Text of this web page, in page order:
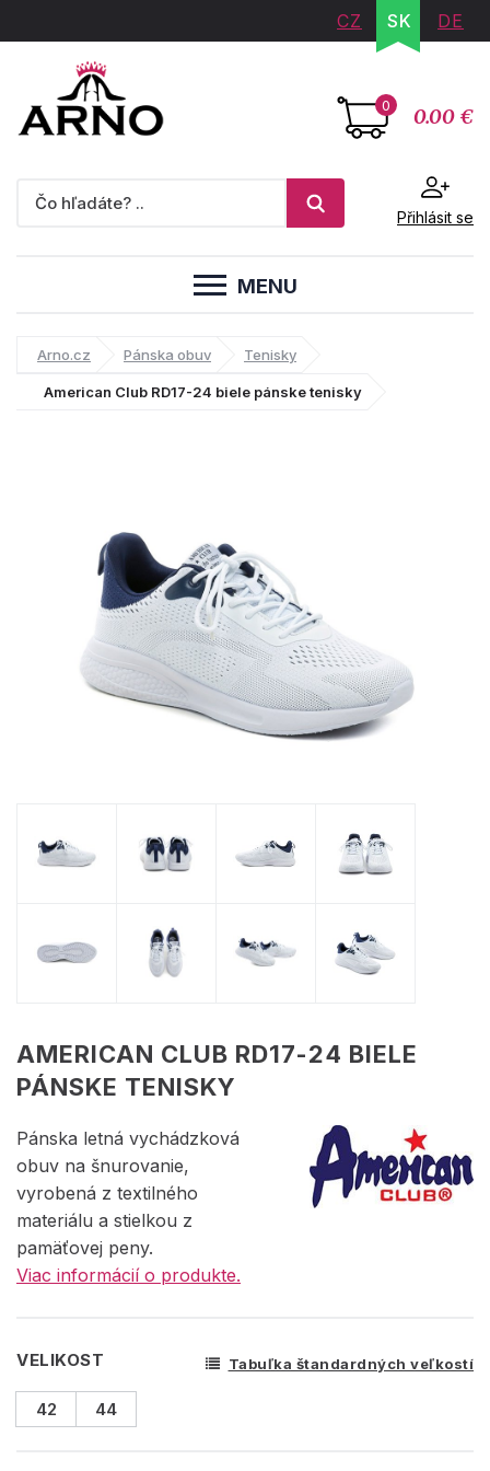
CZ SK DE
0 0.00 €
Přihlásit se
MENU
Arno.cz Pánska obuv Tenisky
American Club RD17-24 biele pánske tenisky
AMERICAN CLUB RD17-24 BIELE
PÁNSKE TENISKY
Pánska letná vychádzková
obuv na šnurovanie,
vyrobená z textilného
materiálu a stielkou z
pamäťovej peny.
Viac informácií o produkte.
VELIKOST Tabuľka štandardných veľkostí
42 44